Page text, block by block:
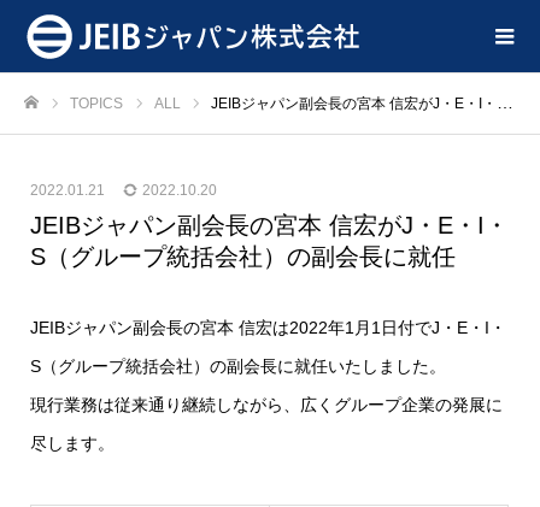
TOPICS ALL JEIBジャパン副会長の宮本 信宏がJ・E・I・S（グループ統括会社）の副会長に就任
2022.01.21 2022.10.20
JEIBジャパン副会長の宮本 信宏がJ・E・I・
S（グループ統括会社）の副会長に就任
JEIBジャパン副会長の宮本 信宏は2022年1月1日付でJ・E・I・
S（グループ統括会社）の副会長に就任いたしました。
現行業務は従来通り継続しながら、広くグループ企業の発展に
尽します。